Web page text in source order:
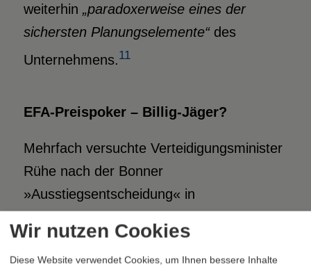
weiterhin „paradoxerweise eines der
sichersten Planungselemente“des
Unternehmens.11
EFA-Preispoker – Billig-Jäger?
Mehrfach versuchte Verteidigungsminister
Rühe nach der Bonner
»Ausstiegsentscheidung« in
Verhandlungen mit der Luft- und
Raumfahrtindustrie den Preis für ein
neues Jagdflugzeug zu drücken. Als
Wir nutzen Cookies
Diese Website verwendet Cookies, um Ihnen bessere Inhalte